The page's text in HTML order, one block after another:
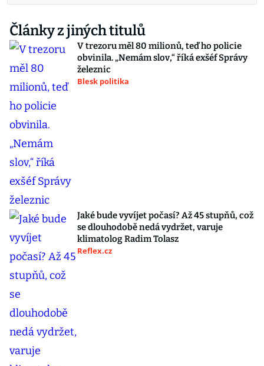
Články z jiných titulů
V trezoru měl 80 milionů, teď ho policie
obvinila. „Nemám slov,“ říká exšéf Správy
železnic
Blesk politika
Jaké bude vyvíjet počasí? Až 45 stupňů, což
se dlouhodobě nedá vydržet, varuje
klimatolog Radim Tolasz
Reflex.cz